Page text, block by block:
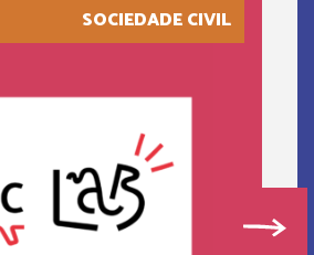
SOCIEDADE CIVIL